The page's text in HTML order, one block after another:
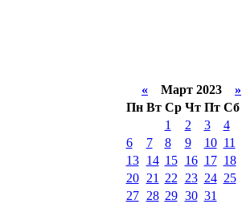
« Март 2023 »
Пн Вт Ср Чт Пт Сб
1
2 3 4
6
7 8 9 10 11
13
14 15 16 17 18
20
21 22 23 24 25
27
28 29 30 31